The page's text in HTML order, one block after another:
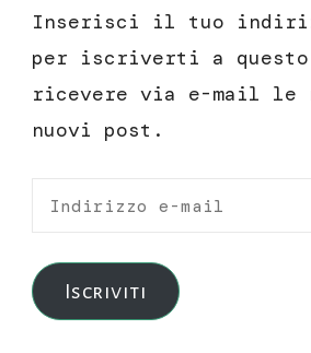
Inserisci il tuo
per iscriverti a
ricevere via e-mail le
nuovi post.
Indirizzo
mail
Iscriviti